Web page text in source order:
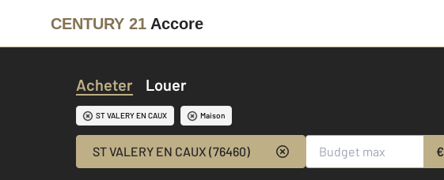
CENTURY 21 Accore
Acheter Louer
ST VALERY EN CAUX Maison
ST VALERY EN CAUX (76460) €